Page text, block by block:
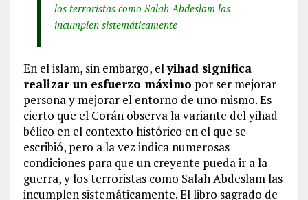
los terroristas como Salah Abdeslam las
incumplen sistemáticamente
En el islam, sin embargo, elyihad significa
realizar un esfuerzo máximo por ser mejorar
persona y mejorar el entorno de uno mismo. Es
cierto que el Corán observa la variante del yihad
bélico en el contexto histórico en el que se
escribió, pero a la vez indica numerosas
condiciones para que un creyente pueda ir a la
guerra, y los terroristas como Salah Abdeslam las
incumplen sistemáticamente. El libro sagrado de